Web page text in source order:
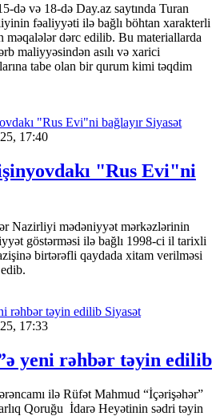
də və 18-də Day.az saytında Turan
fəaliyyəti ilə bağlı böhtan xarakterli
məqalələr dərc edilib. Bu materiallarda
maliyyəsindən asılı və xarici
tabe olan bir qurum kimi təqdim
Siyasət
17:40
"Rus Evi"ni
Nazirliyi mədəniyyət mərkəzlərinin
göstərməsi ilə bağlı 1998-ci il tarixli
birtərəfli qaydada xitam verilməsi
Siyasət
17:33
yeni rəhbər təyin edilib
ilə Rüfət Mahmud “İçərişəhər”
Qoruğu İdarə Heyətinin sədri təyin